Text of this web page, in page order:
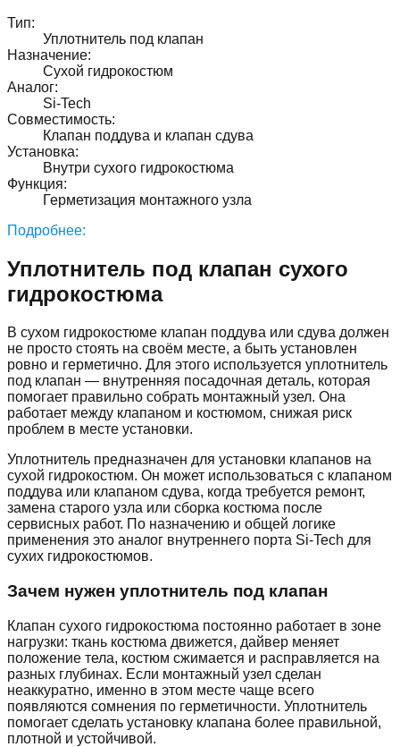
Тип:
Уплотнитель под клапан
Назначение:
Сухой гидрокостюм
Аналог:
Si-Tech
Совместимость:
Клапан поддува и клапан сдува
Установка:
Внутри сухого гидрокостюма
Функция:
Герметизация монтажного узла
Подробнее:
Уплотнитель под клапан сухого
гидрокостюма
В сухом гидрокостюме клапан поддува или сдува должен
не просто стоять на своём месте, а быть установлен
ровно и герметично. Для этого используется уплотнитель
под клапан — внутренняя посадочная деталь, которая
помогает правильно собрать монтажный узел. Она
работает между клапаном и костюмом, снижая риск
проблем в месте установки.
Уплотнитель предназначен для установки клапанов на
сухой гидрокостюм. Он может использоваться с клапаном
поддува или клапаном сдува, когда требуется ремонт,
замена старого узла или сборка костюма после
сервисных работ. По назначению и общей логике
применения это аналог внутреннего порта Si-Tech для
сухих гидрокостюмов.
Зачем нужен уплотнитель под клапан
Клапан сухого гидрокостюма постоянно работает в зоне
нагрузки: ткань костюма движется, дайвер меняет
положение тела, костюм сжимается и расправляется на
разных глубинах. Если монтажный узел сделан
неаккуратно, именно в этом месте чаще всего
появляются сомнения по герметичности. Уплотнитель
помогает сделать установку клапана более правильной,
плотной и устойчивой.